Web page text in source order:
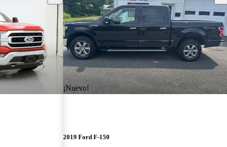
¡Nuevo!
2019 Ford F-150